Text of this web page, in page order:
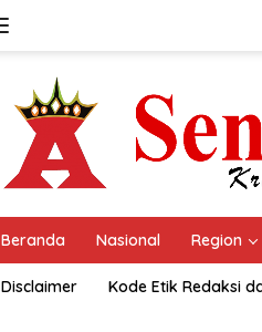
Beranda Nasional Region
Disclaimer Kode Etik Redaksi